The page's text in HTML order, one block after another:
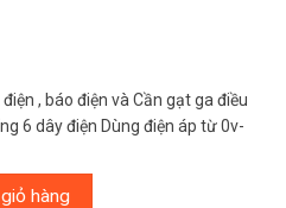
, báo điện và Cần gạt ga điều
6 dây điện Dùng điện áp từ 0v-
hàng